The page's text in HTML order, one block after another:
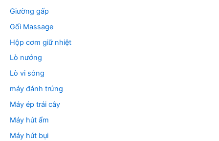
Giường gấp
Gối Massage
Hộp cơm giữ nhiệt
Lò nướng
Lò vi sóng
máy đánh trứng
Máy ép trái cây
Máy hút ẩm
Máy hút bụi